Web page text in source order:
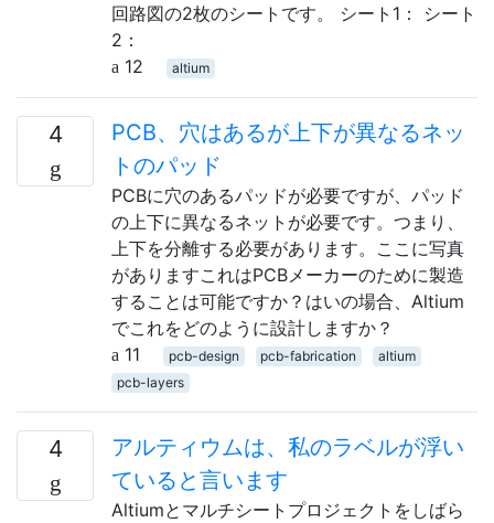
回路図の2枚のシートです。 シート1： シート
2：
12
altium
4
PCB、穴はあるが上下が異なるネッ
トのパッド
PCBに穴のあるパッドが必要ですが、パッド
の上下に異なるネットが必要です。つまり、
上下を分離する必要があります。ここに写真
がありますこれはPCBメーカーのために製造
することは可能ですか？はいの場合、Altium
でこれをどのように設計しますか？
11
pcb-design pcb-fabrication
altium
pcb-layers
4
アルティウムは、私のラベルが浮い
ていると言います
Altiumとマルチシートプロジェクトをしばら